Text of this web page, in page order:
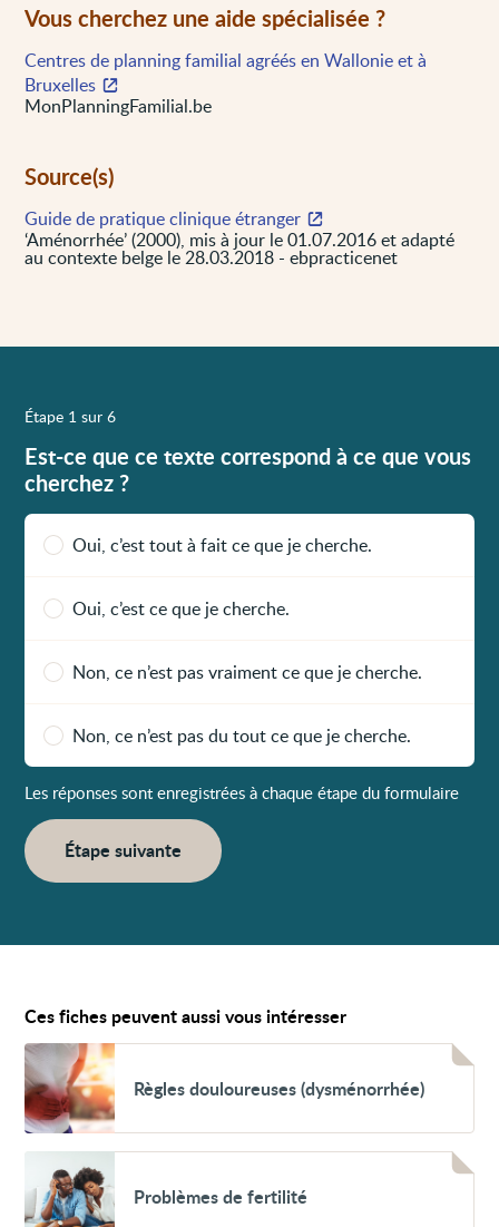
Vous cherchez une aide spécialisée ?
Centres de planning familial agréés en Wallonie et à
Bruxelles
MonPlanningFamilial.be
Source(s)
Guide de pratique clinique étranger
‘Aménorrhée’ (2000), mis à jour le 01.07.2016 et adapté
au contexte belge le 28.03.2018 - ebpracticenet
Étape 1 sur 6
Est-ce que ce texte correspond à ce que vous
cherchez ?
Oui, c’est tout à fait ce que je cherche.
Oui, c’est ce que je cherche.
Non, ce n’est pas vraiment ce que je cherche.
Non, ce n’est pas du tout ce que je cherche.
Les réponses sont enregistrées à chaque étape du formulaire
Étape suivante
Ces fiches peuvent aussi vous intéresser
Voir
Règles
douloureuses
(dysménorrhée)
Règles douloureuses (dysménorrhée)
Problèmes
de
fertilité
Problèmes de fertilité